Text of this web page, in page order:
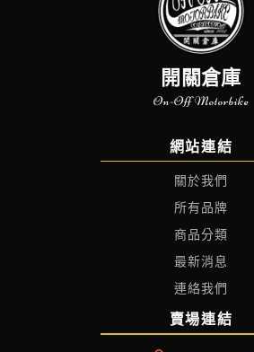
開關倉庫
On-Off Motorbike
網站連結
關於我們
所有品牌
商品分類
最新消息
連絡我們
賣場連結